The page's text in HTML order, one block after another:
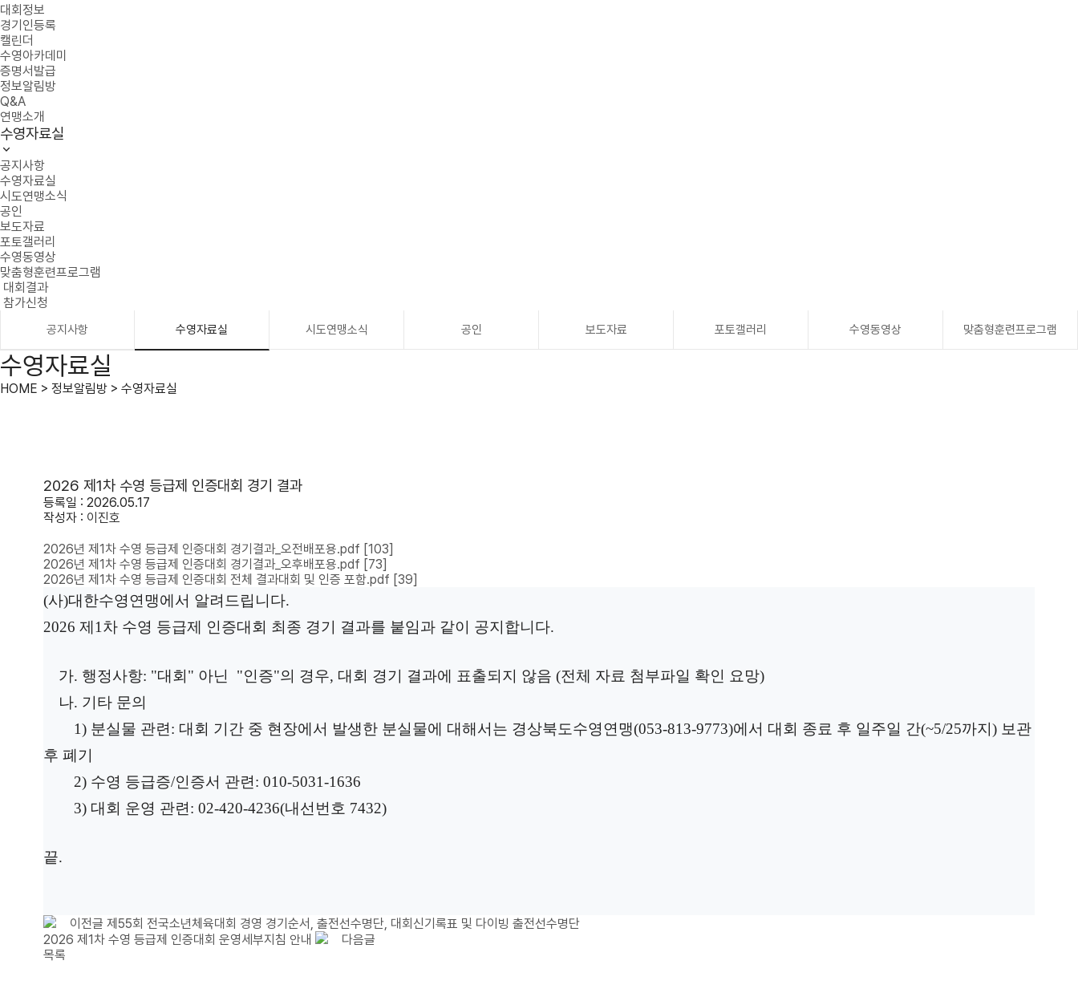
대회정보
경기인등록
캘린더
수영아카데미
증명서발급
정보알림방
Q&A
연맹소개
수영자료실
공지사항
수영자료실
시도연맹소식
공인
보도자료
포토갤러리
수영동영상
맞춤형훈련프로그램
대회결과
참가신청
공지사항 수영자료실 시도연맹소식 공인 보도자료 포토갤러리 수영동영상 맞춤형훈련프로그램
수영자료실
HOME > 정보알림방 > 수영자료실
2026 제1차 수영 등급제 인증대회 경기 결과
등록일 : 2026.05.17
작성자 : 이진호
2026년 제1차 수영 등급제 인증대회 경기결과_오전배포용.pdf [103]
2026년 제1차 수영 등급제 인증대회 경기결과_오후배포용.pdf [73]
2026년 제1차 수영 등급제 인증대회 전체 결과대회 및 인증 포함.pdf [39]
(사)대한수영연맹에서 알려드립니다.
2026 제1차 수영 등급제 인증대회 최종 경기 결과를 붙임과 같이 공지합니다.
가. 행정사항: "대회" 아닌 "인증"의 경우, 대회 경기 결과에 표출되지 않음 (전체 자료 첨부파일 확인 요망)
나. 기타 문의
1) 분실물 관련: 대 회 기간 중 현장에서 발생한 분실물에 대해서는 경상북도수영연맹(053-813-9773)에서 대회 종료 후 일주일 간(~5/25까지) 보관
후 폐기
2) 수영 등급증/인증서 관련: 010-5031-1636
3) 대회 운영 관련: 02-420-4236(내선번호 7432)
끝.
이전글 제55회 전국소년체육대회 경영 경기순서, 출전선수명단, 대회신기록표 및 다이빙 출전선수명단
2026 제1차 수영 등급제 인증대회 운영세부지침 안내
다음글
목록